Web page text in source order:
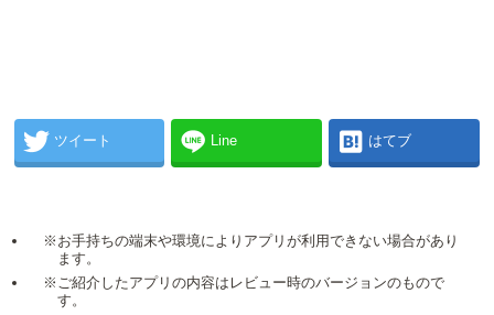
ツイート Line はてブ
※お手持ちの端末や環境によりアプリが利用できない場合があり
ます。
※ご紹介したアプリの内容はレビュー時のバージョンのもので
す。